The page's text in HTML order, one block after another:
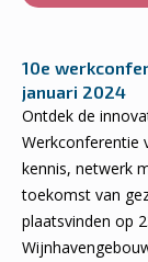
10e
januari 2024
Ontdek de
Werkconferentie
kennis, netwerk
toekomst van
plaatsvinden op